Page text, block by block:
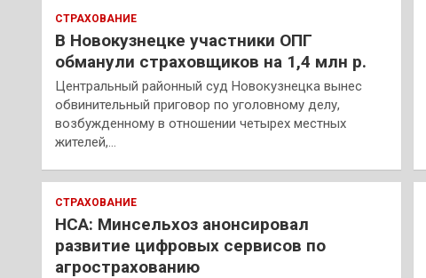
СТРАХОВАНИЕ
В Новокузнецке участники ОПГ
обманули страховщиков на 1,4 млн р.
Центральный районный суд Новокузнецка вынес
обвинительный приговор по уголовному делу,
возбужденному в отношении четырех местных
жителей,…
СТРАХОВАНИЕ
НСА: Минсельхоз анонсировал
развитие цифровых сервисов по
агрострахованию